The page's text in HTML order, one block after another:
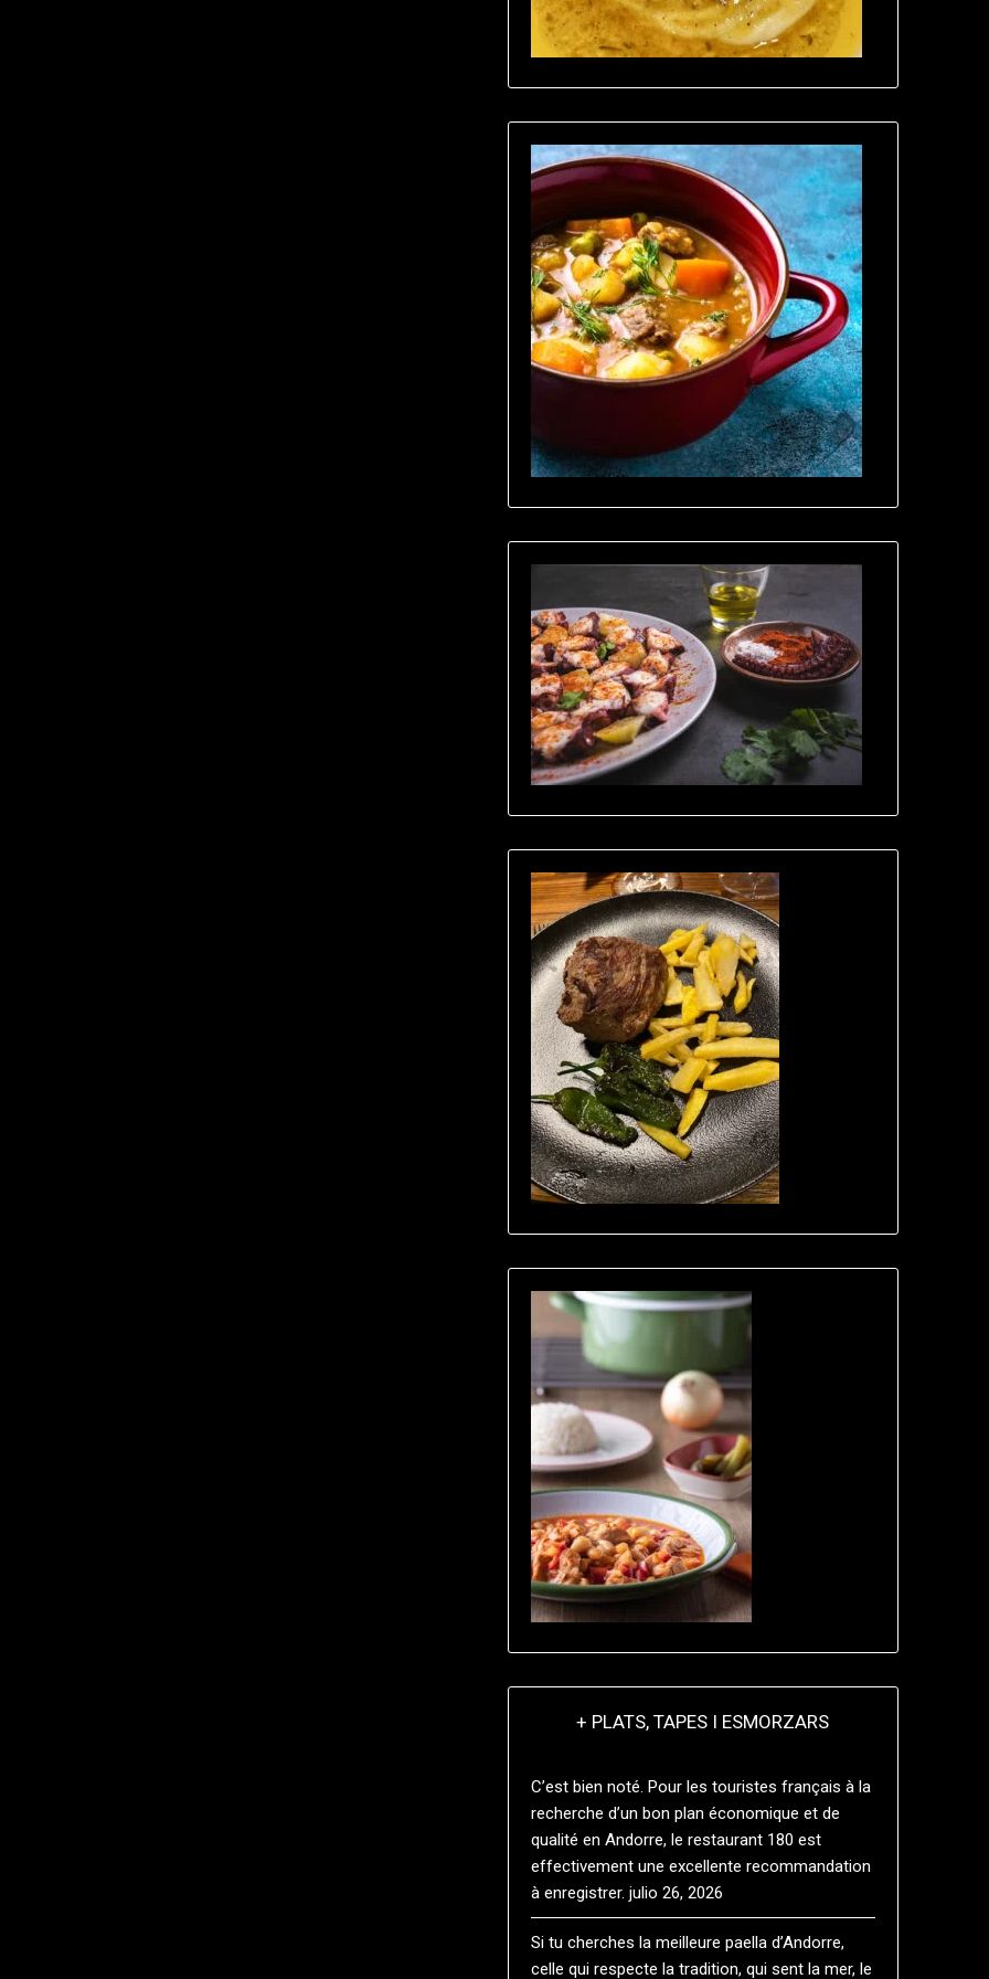
+ PLATS, TAPES I ESMORZARS
C’est bien noté. Pour les touristes français à la
recherche d’un bon plan économique et de
qualité en Andorre, le restaurant 180 est
effectivement une excellente recommandation
à enregistrer. julio 26, 2026
Si tu cherches la meilleure paella d’Andorre,
celle qui respecte la tradition, qui sent la mer, le